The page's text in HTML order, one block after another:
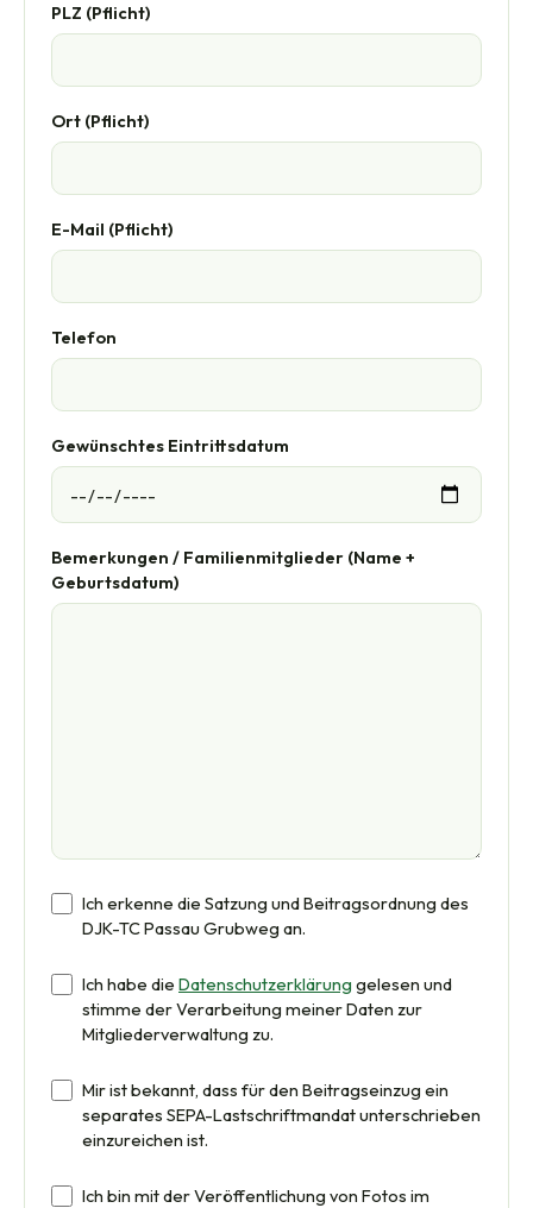
PLZ (Pflicht)
Ort (Pflicht)
E-Mail (Pflicht)
Telefon
Gewünschtes Eintrittsdatum
Bemerkungen / Familienmitglieder (Name +
Geburtsdatum)
Ich erkenne die Satzung und Beitragsordnung des
DJK-TC Passau Grubweg an.
Ich habe die Datenschutzerklärung gelesen und
stimme der Verarbeitung meiner Daten zur
Mitgliederverwaltung zu.
Mir ist bekannt, dass für den Beitragseinzug ein
separates SEPA-Lastschriftmandat unterschrieben
einzureichen ist.
Ich bin mit der Veröffentlichung von Fotos im